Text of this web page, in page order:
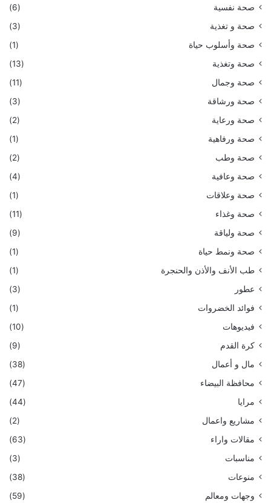
صحة نفسية
(6)
صحة و تغذية
(3)
صحة وأسلوب حياة
(1)
صحة وتغذية
(13)
صحة وجمال
(11)
صحة ورشاقة
(3)
صحة ورعاية
(2)
صحة ورفاهية
(1)
صحة وطب
(2)
صحة وعافية
(4)
صحة وعلاقات
(1)
صحة وغذاء
(11)
صحة ولياقة
(9)
صحة ونمط حياة
(1)
طب الأنف والأذن والحنجرة
(1)
عطور
(3)
فوائد الخضروات
(1)
فيديوهات
(10)
كرة القدم
(9)
مال و أعمال
(38)
محافظة البيضاء
(47)
مرايا
(44)
مشاريع واعمال
(2)
مقالات واراء
(63)
مناسبات
(3)
منوعات
(38)
وجهات ومعالم
(59)